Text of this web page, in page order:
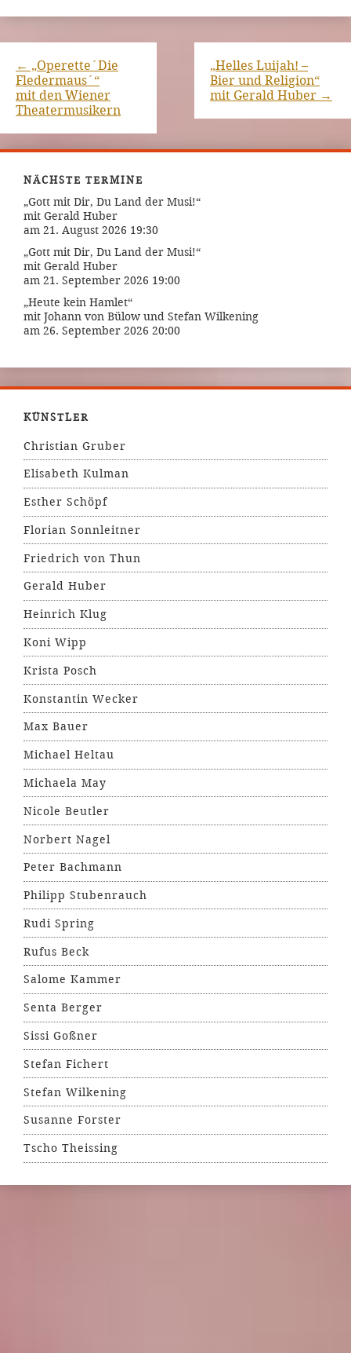
← „Operette´Die
Fledermaus´“
mit den Wiener
Theatermusikern
„Helles Luijah! –
Bier und Religion“
mit Gerald Huber →
NÄCHSTE TERMINE
„Gott mit Dir, Du Land der Musi!“
mit Gerald Huber
am 21. August 2026 19:30
„Gott mit Dir, Du Land der Musi!“
mit Gerald Huber
am 21. September 2026 19:00
„Heute kein Hamlet“
mit Johann von Bülow und Stefan Wilkening
am 26. September 2026 20:00
KÜNSTLER
Christian Gruber
Elisabeth Kulman
Esther Schöpf
Florian Sonnleitner
Friedrich von Thun
Gerald Huber
Heinrich Klug
Koni Wipp
Krista Posch
Konstantin Wecker
Max Bauer
Michael Heltau
Michaela May
Nicole Beutler
Norbert Nagel
Peter Bachmann
Philipp Stubenrauch
Rudi Spring
Rufus Beck
Salome Kammer
Senta Berger
Sissi Goßner
Stefan Fichert
Stefan Wilkening
Susanne Forster
Tscho Theissing